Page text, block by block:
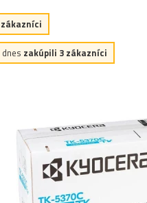
zákazníci
zakúpili 3 zákazníci